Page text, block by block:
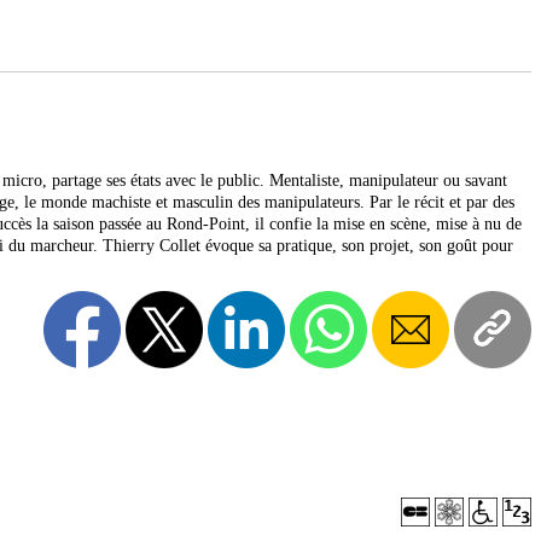
partage ses états avec le public. Mentaliste, manipulateur ou savant
le monde machiste et masculin des manipulateurs. Par le récit et par des
la saison passée au Rond-Point, il confie la mise en scène, mise à nu de
marcheur. Thierry Collet évoque sa pratique, son projet, son goût pour